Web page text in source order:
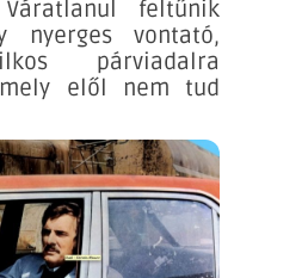
Váratlanul feltűnik
nyerges vontató,
párviadalra
elől nem tud